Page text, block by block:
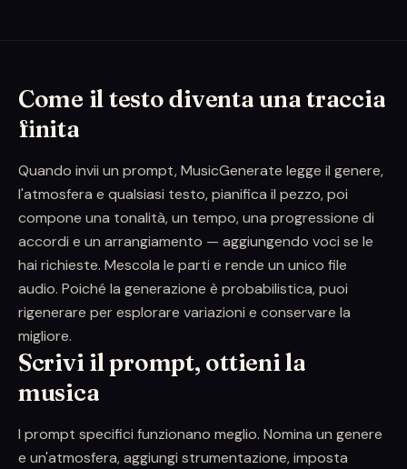
Come il testo diventa una traccia
finita
Quando invii un prompt, MusicGenerate legge il genere,
l'atmosfera e qualsiasi testo, pianifica il pezzo, poi
compone una tonalità, un tempo, una progressione di
accordi e un arrangiamento — aggiungendo voci se le
hai richieste. Mescola le parti e rende un unico file
audio. Poiché la generazione è probabilistica, puoi
rigenerare per esplorare variazioni e conservare la
migliore.
Scrivi il prompt, ottieni la
musica
I prompt specifici funzionano meglio. Nomina un genere
e un'atmosfera, aggiungi strumentazione, imposta